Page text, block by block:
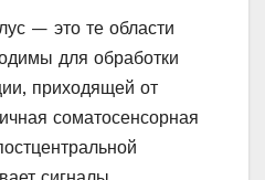
— это те области
для обработки
приходящей от
соматосенсорная